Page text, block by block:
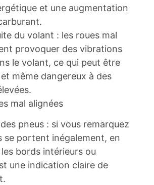
et une augmentation
du volant : les roues mal
provoquer des vibrations
le volant, ce qui peut être
même dangereux à des
mal alignées
pneus : si vous remarquez
se portent inégalement, en
bords intérieurs ou
une indication claire de